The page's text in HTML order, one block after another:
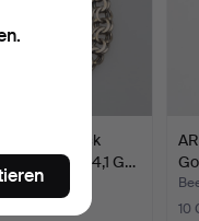
Bismarck
Gewicht ca. 24,1 G…
16. Jan 2026
10